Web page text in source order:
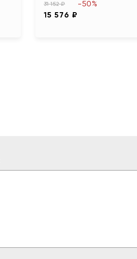
31 152 ₽
15 576 ₽
-50%